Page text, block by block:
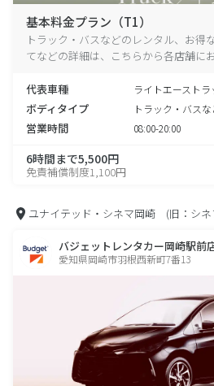
基本料金プラン（T1）
トラック・バスなどのレンタル、お得
てなどの詳細は、こちらから各店舗に
代表車種 ライトエーストラ
ボディタイプ トラック・バス
営業時間 08:00-20:00
6時間まで5,500円
免責補償制度1,100円
ユナイテッド・シネマ岡崎 (旧：シネ
バジェットレンタカー岡崎駅前
愛知県岡崎市羽根西新町7番13